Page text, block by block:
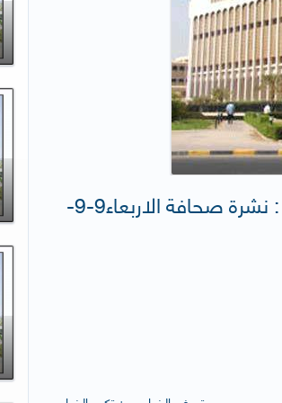
إدارة الإعلام والعلاقات العامة لوزارة العدل : نشرة صحافة الاربعاء9-9-